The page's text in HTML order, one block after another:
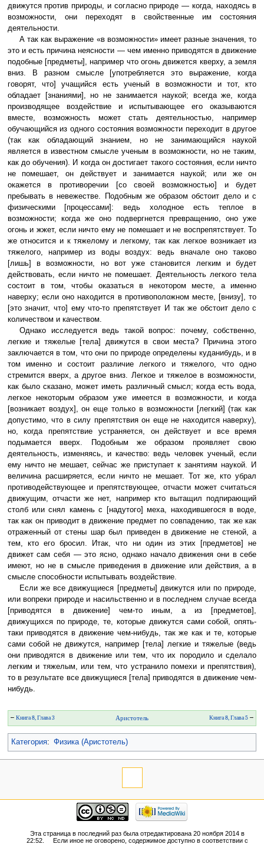
движутся против природы, и согласно природе — когда, находясь в
возможности, они переходят в свойственные им состояния
деятельности.
А так как выражение «в возможности» имеет разные значения, то
это и есть причина неясности — чем именно приводятся в движение
подобные [предметы], например что огонь движется кверху, а земля
вниз. В разном смысле [употребляется это выражение, когда
говорят, что] учащийся есть ученый в возможности и тот, кто
обладает [знаниями], но не занимается наукой; всегда же, когда
производящее воздействие и испытывающее его оказываются
вместе, возможность может стать деятельностью, например
обучающийся из одного состояния возможности переходит в другое
(так как обладающий знанием, но не занимающийся наукой
является в известном смысле ученым в возможности, но не таким,
как до обучения). И когда он достигает такого состояния, если ничто
не помешает, он действует и занимается наукой; или же он
окажется в противоречии [со своей возможностью] и будет
пребывать в невежестве. Подобным же образом обстоит дело и с
физическими [процессами]: ведь холодное есть теплое в
возможности; когда же оно подвергнется превращению, оно уже
огонь и жжет, если ничто ему не помешает и не воспрепятствует. То
же относится и к тяжелому и легкому, так как легкое возникает из
тяжелого, например из воды воздух: ведь вначале оно таково
[лишь] в возможности, но вот уже становится легким и будет
действовать, если ничто не помешает. Деятельность легкого тела
состоит в том, чтобы оказаться в некотором месте, а именно
наверху; если оно находится в противоположном месте, [внизу], то
[это значит, что] ему что-то препятствует И так же обстоит дело с
количеством и качеством.
Однако исследуется ведь такой вопрос: почему, собственно,
легкие и тяжелые [тела] движутся в свои места? Причина этого
заключается в том, что они по природе определены куданибудь, и в
том именно и состоит различие легкого и тяжелого, что одно
стремится вверх, а другое вниз. Легкое и тяжелое в возможности,
как было сказано, может иметь различный смысл; когда есть вода,
легкое некоторым образом уже имеется в возможности, и когда
[возникает воздух], он еще только в возможности [легкий] (так как
допустимо, что в силу препятствия он еще не находится наверху),
но, когда препятствие устраняется, он действует и все время
подымается вверх. Подобным же образом проявляет свою
деятельность, изменяясь, и качество: ведь человек ученый, если
ему ничто не мешает, сейчас же приступает к занятиям наукой. И
величина расширяется, если ничто не мешает. Тот же, кто убрал
противодействующее и препятствующее, отчасти может считаться
движущим, отчасти же нет, например кто вытащил подпирающий
столб или снял камень с [надутого] меха, находившегося в воде,
так как он приводит в движение предмет по совпадению, так же как
отраженный от стены шар был приведен в движение не стеной, а
тем, кто его бросил. Итак, что ни один из этих [предметов] не
движет сам себя — это ясно, однако начало движения они в себе
имеют, но не в смысле приведения в движение или действия, а в
смысле способности испытывать воздействие.
Если же все движущиеся [предметы] движутся или по природе,
или вопреки природе и насильственно и в последнем случае всегда
[приводятся в движение] чем-то иным, а из [предметов],
движущихся по природе, те, которые движутся сами собой, опять-
таки приводятся в движение чем-нибудь, так же как и те, которые
сами собой не движутся, например [тела] легкие и тяжелые (ведь
они приводятся в движение или тем, что их породило и сделало
легким и тяжелым, или тем, что устранило помехи и препятствия),
то в результате все движущиеся [тела] приводятся в движение чем-
нибудь.
← Книга 8, Глава 3 Аристотель Книга 8, Глава 5→
Категория: Физика (Аристотель)
Эта страница в последний раз была отредактирована 20 ноября 2014 в
22:52.
Если иное не оговорено, содержимое доступно в соответствии с